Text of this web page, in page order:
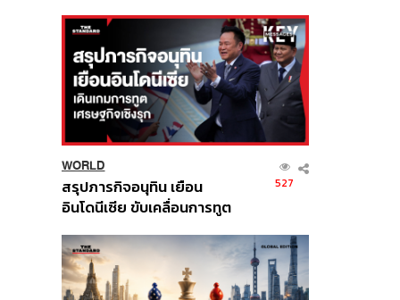
WORLD
สรุปภารกิจอนุทิน เยือน
อินโดนีเซีย ขับเคลื่อนการทูต
ส่วนยุทธศาสตร์ไทย –
อินโดนีเซีย
527